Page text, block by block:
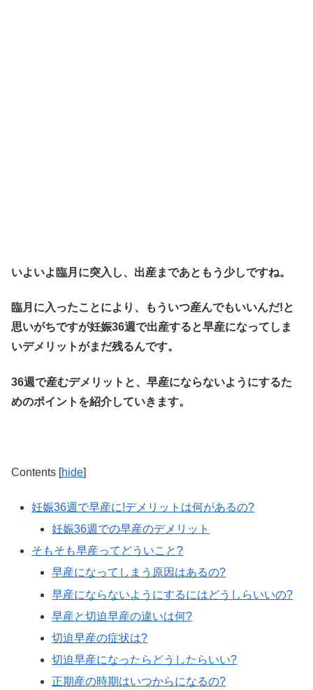
いよいよ臨月に突入し、出産まであともう少しですね。
臨月に入ったことにより、もういつ産んでもいいんだ!と
思いがちですが妊娠36週で出産すると早産になってしま
いデメリットがまだ残るんです。
36週で産むデメリットと、早産にならないようにするた
めのポイントを紹介していきます。
Contents [hide]
妊娠36週で早産に!デメリットは何があるの?
妊娠36週での早産のデメリット
そもそも早産ってどういこと?
早産になってしまう原因はあるの?
早産にならないようにするにはどうしらいいの?
早産と切迫早産の違いは何?
切迫早産の症状は?
切迫早産になったらどうしたらいい?
正期産の時期はいつからになるの?